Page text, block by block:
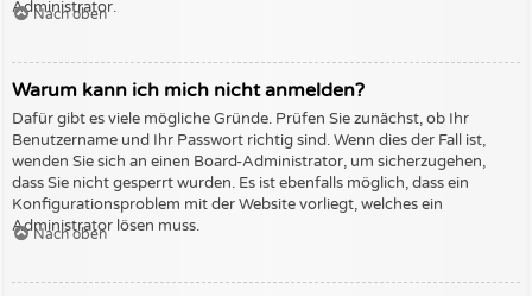
Administrator.
Nach oben
Warum kann ich mich nicht anmelden?
Dafür gibt es viele mögliche Gründe. Prüfen Sie zunächst, ob Ihr
Benutzername und Ihr Passwort richtig sind. Wenn dies der Fall ist,
wenden Sie sich an einen Board-Administrator, um sicherzugehen,
dass Sie nicht gesperrt wurden. Es ist ebenfalls möglich, dass ein
Konfigurationsproblem mit der Website vorliegt, welches ein
Administrator lösen muss.
Nach oben